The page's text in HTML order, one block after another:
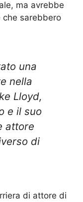
ma avrebbe
che sarebbero
una
nella
Lloyd,
e il suo
attore
di
di attore di